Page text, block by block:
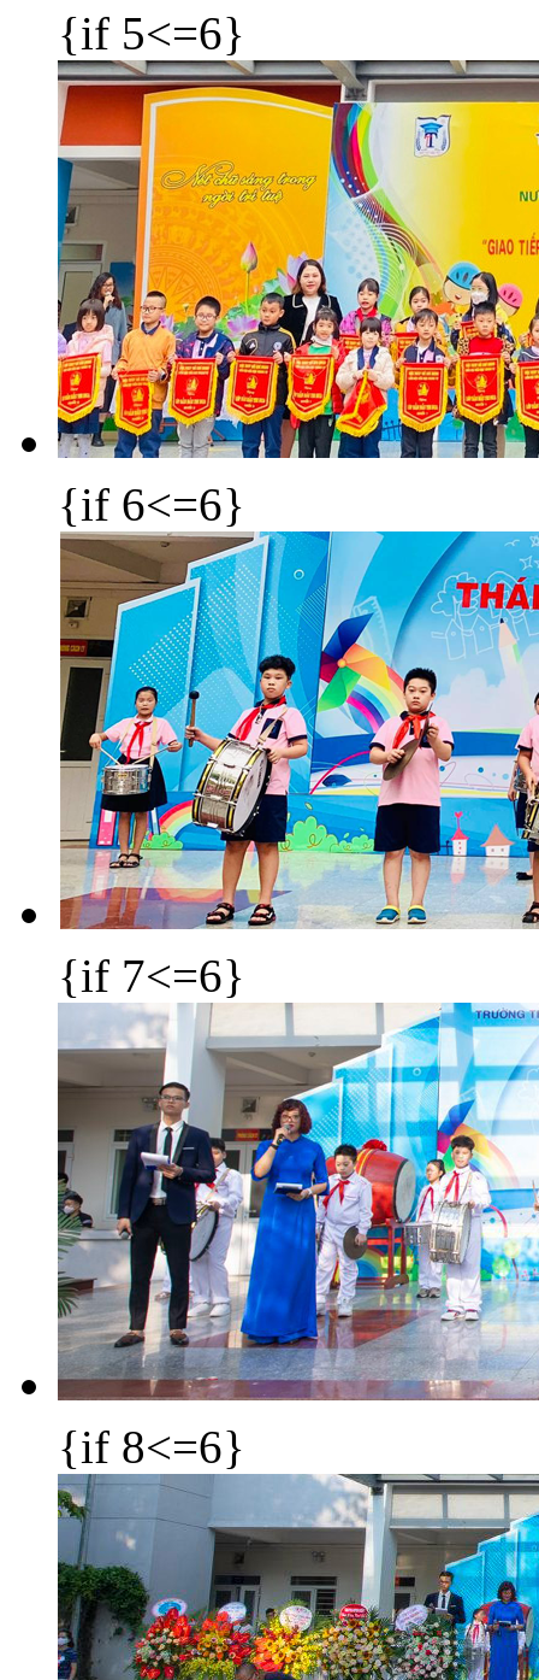
{if 5<=6}
{if 6<=6}
{if 7<=6}
{if 8<=6}